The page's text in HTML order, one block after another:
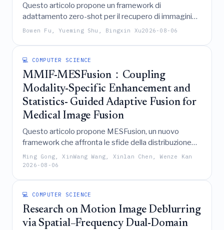
Questo articolo propone un framework di
adattamento zero-shot per il recupero di immagini
composte che sfrutta la supervisione semantica
domini con scarsità di annotazioni senza fare
affidamento su triplette annotate manualmente.
Bowen Fu, Yueming Shu, Bingxin Xu2026-08-06
💻 COMPUTER SCIENCE
MMIF-MESFusion：Coupling
Modality-Specific Enhancement and
Statistics- Guided Adaptive Fusion for
Medical Image Fusion
Questo articolo propone MESFusion, un nuovo
framework che affronta le sfide della distribuzione
eterogenea delle caratteristiche e dell'integrazione
adattiva nella fusione di immagini mediche
Mamba per la cattura delle dipendenze a lungo
raggio e un modulo di Fusione Adattiva Guidata
Statisticamente per ottenere una fusione robusta e
Ming Gong, XinWang Wang, Xinlan Chen, Wenze Kan
2026-08-06
💻 COMPUTER SCIENCE
Research on Motion Image Deblurring
via Spatial–Frequency Dual-Domain